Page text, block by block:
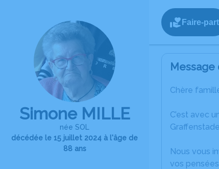
Simone MILLE
née SOL
décédée le 15 juillet 2024 à l'âge de
88 ans
Faire-part
Message
Chère
C’est avec
Nous vous
vos